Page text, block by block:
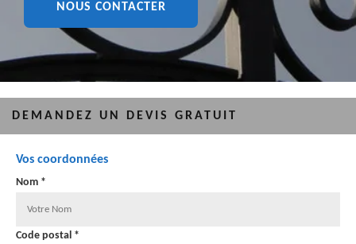
NOUS CONTACTER
DEMANDEZ UN DEVIS GRATUIT
Vos coordonnées
Nom *
Code postal *